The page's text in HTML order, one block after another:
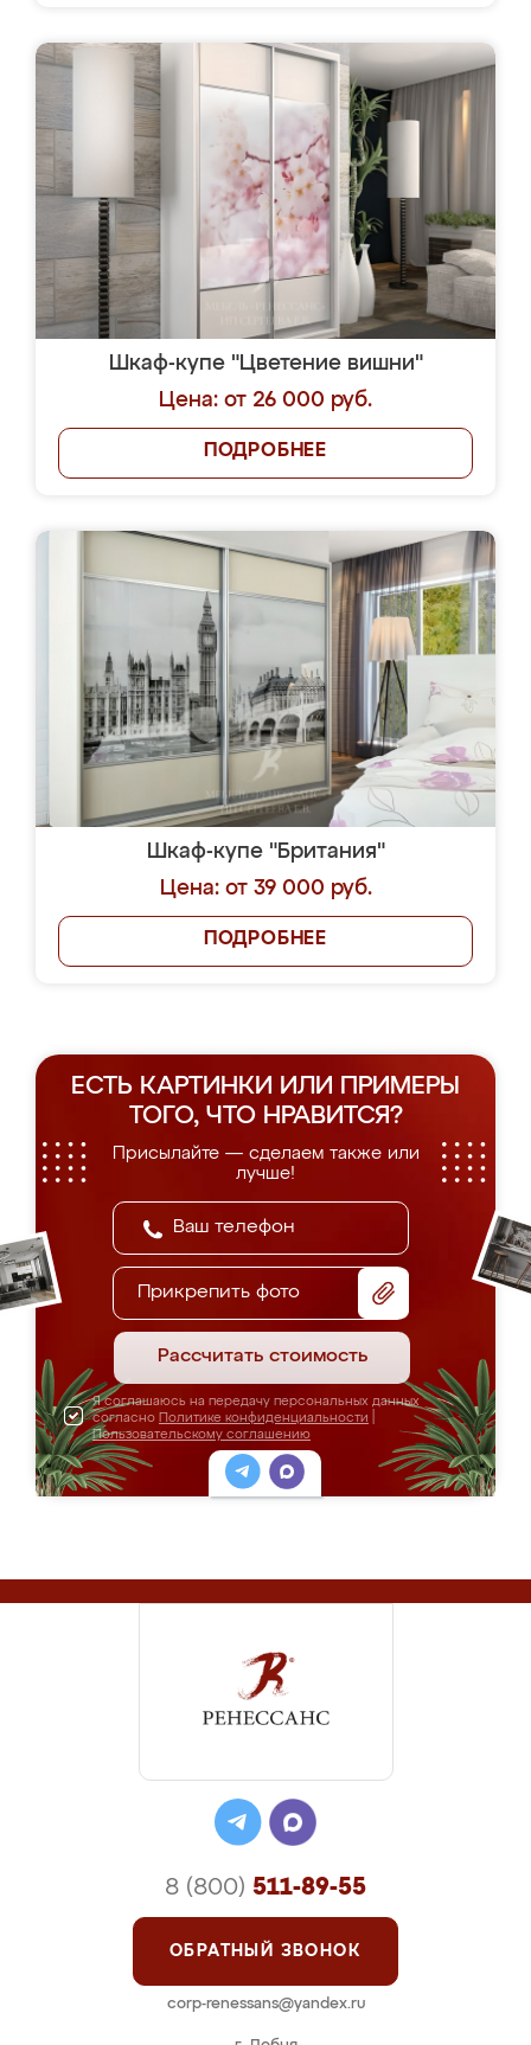
Шкаф-купе "Цветение вишни"
Цена: от 26 000 руб.
ПОДРОБНЕЕ
Шкаф-купе "Британия"
Цена: от 39 000 руб.
ПОДРОБНЕЕ
ЕСТЬ КАРТИНКИ ИЛИ ПРИМЕРЫ
ТОГО, ЧТО НРАВИТСЯ?
Присылайте — сделаем также или
лучше!
Прикрепить фото
Рассчитать стоимость
Я соглашаюсь на передачу персональных данных
согласно Политике конфиденциальности
Пользовательскому соглашению
8 (800) 511-89-55
ОБРАТНЫЙ ЗВОНОК
corp-renessans@yandex.ru